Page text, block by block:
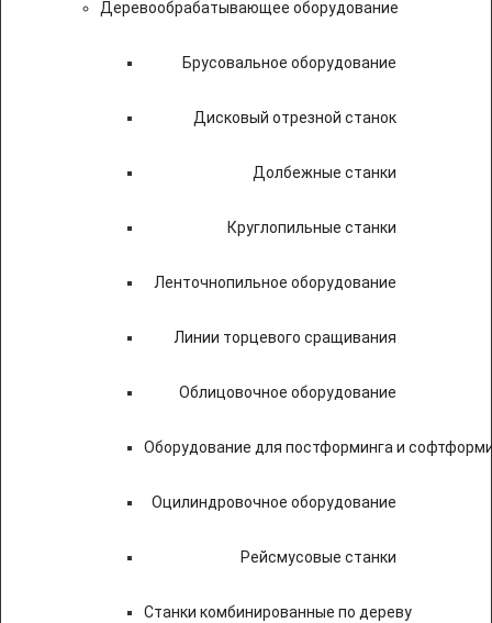
Деревообрабатывающее оборудование
Брусовальное оборудование
Дисковый отрезной станок
Долбежные станки
Круглопильные станки
Ленточнопильное оборудование
Линии торцевого сращивания
Облицовочное оборудование
Оборудование для постформинга и
Оцилиндровочное оборудование
Рейсмусовые станки
Станки комбинированные по дереву